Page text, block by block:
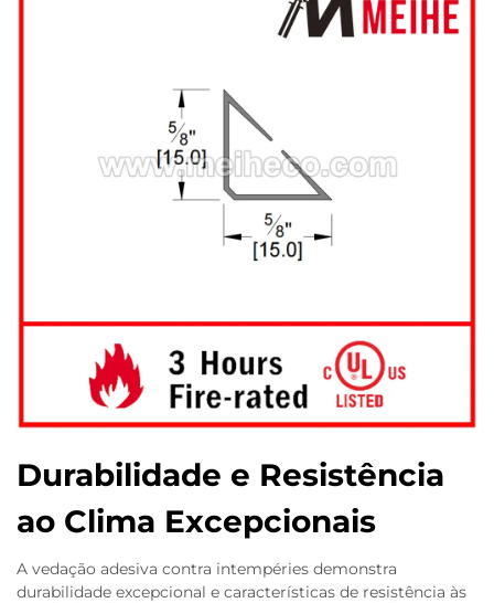
Durabilidade e Resistência
ao Clima Excepcionais
A vedação adesiva contra intempéries demonstra
durabilidade excepcional e características de resistência às